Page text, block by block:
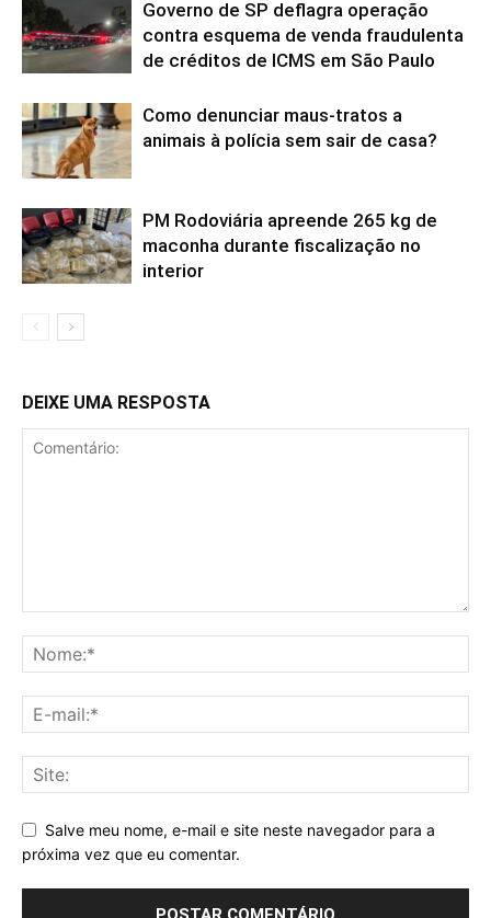
Governo de SP deflagra operação
contra esquema de venda fraudulenta
de créditos de ICMS em São Paulo
Como denunciar maus-tratos a
animais à polícia sem sair de casa?
PM Rodoviária apreende 265 kg de
maconha durante fiscalização no
interior
DEIXE UMA RESPOSTA
Salve meu nome, e-mail e site neste navegador para a
próxima vez que eu comentar.